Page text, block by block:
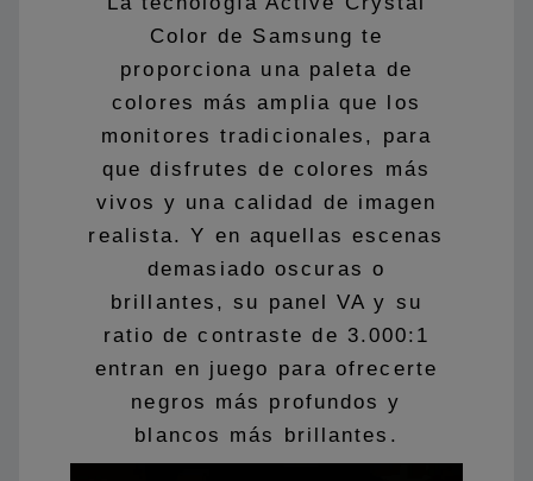
Color de Samsung te
proporciona una paleta de
colores más amplia que los
monitores tradicionales, para
que disfrutes de colores más
vivos y una calidad de imagen
realista. Y en aquellas escenas
demasiado oscuras o
brillantes, su panel VA y su
ratio de contraste de 3.000:1
entran en juego para ofrecerte
negros más profundos y
blancos más brillantes.